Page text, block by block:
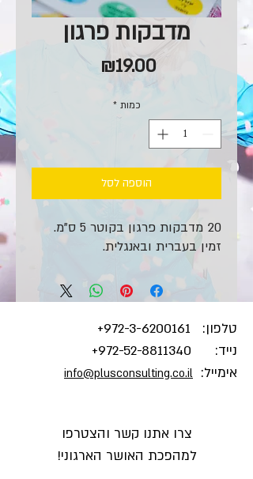
מדבקות פרגון
₪19.00
כמות *
הוספה לסל
20 מדבקות פרגון בקוטר 5 ס"מ.
זמין בעברית ובאנגלית.
טלפון: 972-3-6200161+
נייד: 972-52-8811340
+
אימייל: info@plusconsulting.co.il
צרו אתנו קשר והצטרפו
למהפכת האושר הארגוני!